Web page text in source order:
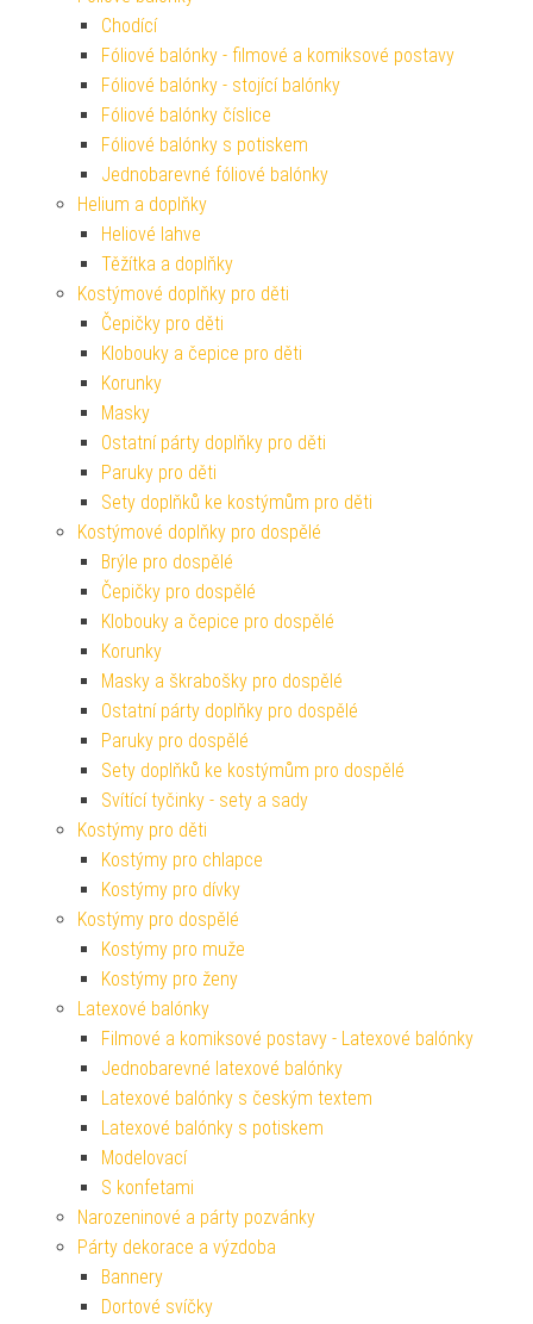
Chodící
Fóliové balónky - filmové a komiksové postavy
Fóliové balónky - stojící balónky
Fóliové balónky číslice
Fóliové balónky s potiskem
Jednobarevné fóliové balónky
Helium a doplňky
Heliové lahve
Těžítka a doplňky
Kostýmové doplňky pro děti
Čepičky pro děti
Klobouky a čepice pro děti
Korunky
Masky
Ostatní párty doplňky pro děti
Paruky pro děti
Sety doplňků ke kostýmům pro děti
Kostýmové doplňky pro dospělé
Brýle pro dospělé
Čepičky pro dospělé
Klobouky a čepice pro dospělé
Korunky
Masky a škrabošky pro dospělé
Ostatní párty doplňky pro dospělé
Paruky pro dospělé
Sety doplňků ke kostýmům pro dospělé
Svítící tyčinky - sety a sady
Kostýmy pro děti
Kostýmy pro chlapce
Kostýmy pro dívky
Kostýmy pro dospělé
Kostýmy pro muže
Kostýmy pro ženy
Latexové balónky
Filmové a komiksové postavy - Latexové balónky
Jednobarevné latexové balónky
Latexové balónky s českým textem
Latexové balónky s potiskem
Modelovací
S konfetami
Narozeninové a párty pozvánky
Párty dekorace a výzdoba
Bannery
Dortové svíčky